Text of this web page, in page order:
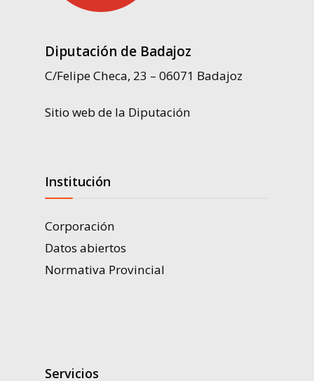
Diputación de Badajoz
C/Felipe Checa, 23 – 06071 Badajoz
Sitio web de la Diputación
Institución
Corporación
Datos abiertos
Normativa Provincial
Servicios